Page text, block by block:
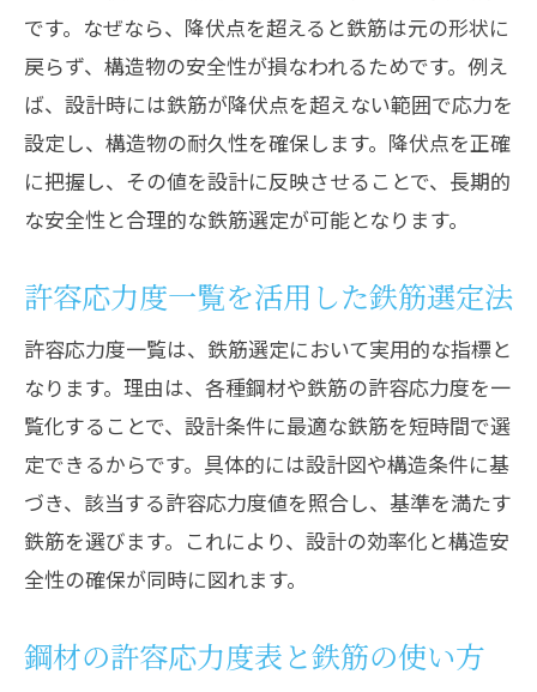
です。なぜなら、降伏点を超えると鉄筋は元の形状に
戻らず、構造物の安全性が損なわれるためです。例え
ば、設計時には鉄筋が降伏点を超えない範囲で応力を
設定し、構造物の耐久性を確保します。降伏点を正確
に把握し、その値を設計に反映させることで、長期的
な安全性と合理的な鉄筋選定が可能となります。
許容応力度一覧を活用した鉄筋選定法
許容応力度一覧は、鉄筋選定において実用的な指標と
なります。理由は、各種鋼材や鉄筋の許容応力度を一
覧化することで、設計条件に最適な鉄筋を短時間で選
定できるからです。具体的には設計図や構造条件に基
づき、該当する許容応力度値を照合し、基準を満たす
鉄筋を選びます。これにより、設計の効率化と構造安
全性の確保が同時に図れます。
鋼材の許容応力度表と鉄筋の使い方